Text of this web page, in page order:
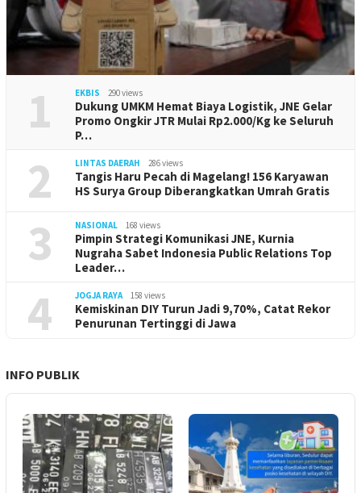
1 EKBIS 290 views
Dukung UMKM Hemat Biaya Logistik, JNE Gelar
Promo Ongkir JTR Mulai Rp2.000/Kg ke Seluruh
P…
2 LINTAS DAERAH 286 views
Tangis Haru Pecah di Magelang! 156 Karyawan
HS Surya Group Diberangkatkan Umrah Gratis
3 NASIONAL 168 views
Pimpin Strategi Komunikasi JNE, Kurnia
Nugraha Sabet Indonesia Public Relations Top
Leader…
4 JOGJA RAYA 158 views
Kemiskinan DIY Turun Jadi 9,70%, Catat Rekor
Penurunan Tertinggi di Jawa
INFO PUBLIK